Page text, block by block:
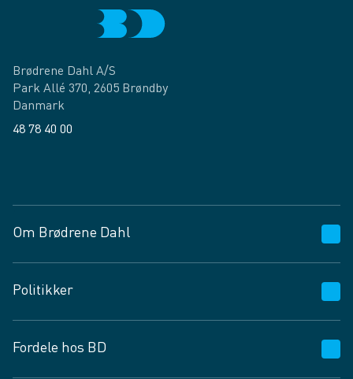
Brødrene Dahl A/S
Park Allé 370, 2605 Brøndby
Danmark
48 78 40 00
Om Brødrene Dahl
Vagttelefon 30 10 89 89
Spørgsmål og svar
Job og karriere
Politikker
Privatlivspolitik
Fordele hos BD